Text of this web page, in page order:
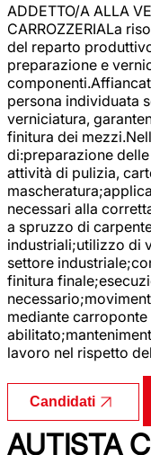
ADDETTO/A ALLA
CARROZZERIALa
del reparto
preparazione e
persona individuata
verniciatura,
finitura dei
di:preparazione
attività di pulizia,
necessari alla
a spruzzo di
industriali;utilizzo di
settore
finitura
mediante
lavoro nel rispetto
Candidati
AUTISTA